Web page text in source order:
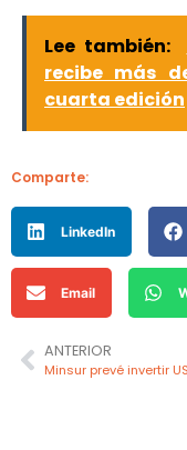
Lee también:
recibe más
cuarta edición
Comparte:
LinkedIn
Email
ANTERIOR